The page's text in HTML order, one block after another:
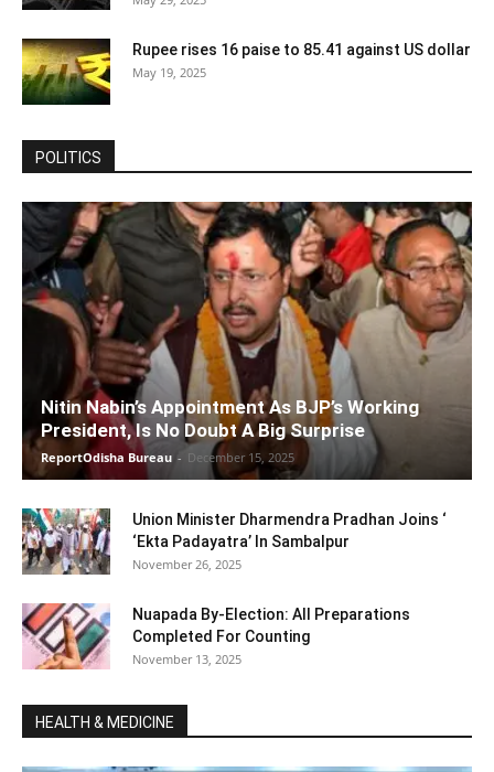
Rupee rises 16 paise to 85.41 against US dollar
May 19, 2025
POLITICS
Nitin Nabin’s Appointment As BJP’s Working
President, Is No Doubt A Big Surprise
ReportOdisha Bureau - December 15, 2025
Union Minister Dharmendra Pradhan Joins ‘
‘Ekta Padayatra’ In Sambalpur
November 26, 2025
Nuapada By-Election: All Preparations
Completed For Counting
November 13, 2025
HEALTH & MEDICINE